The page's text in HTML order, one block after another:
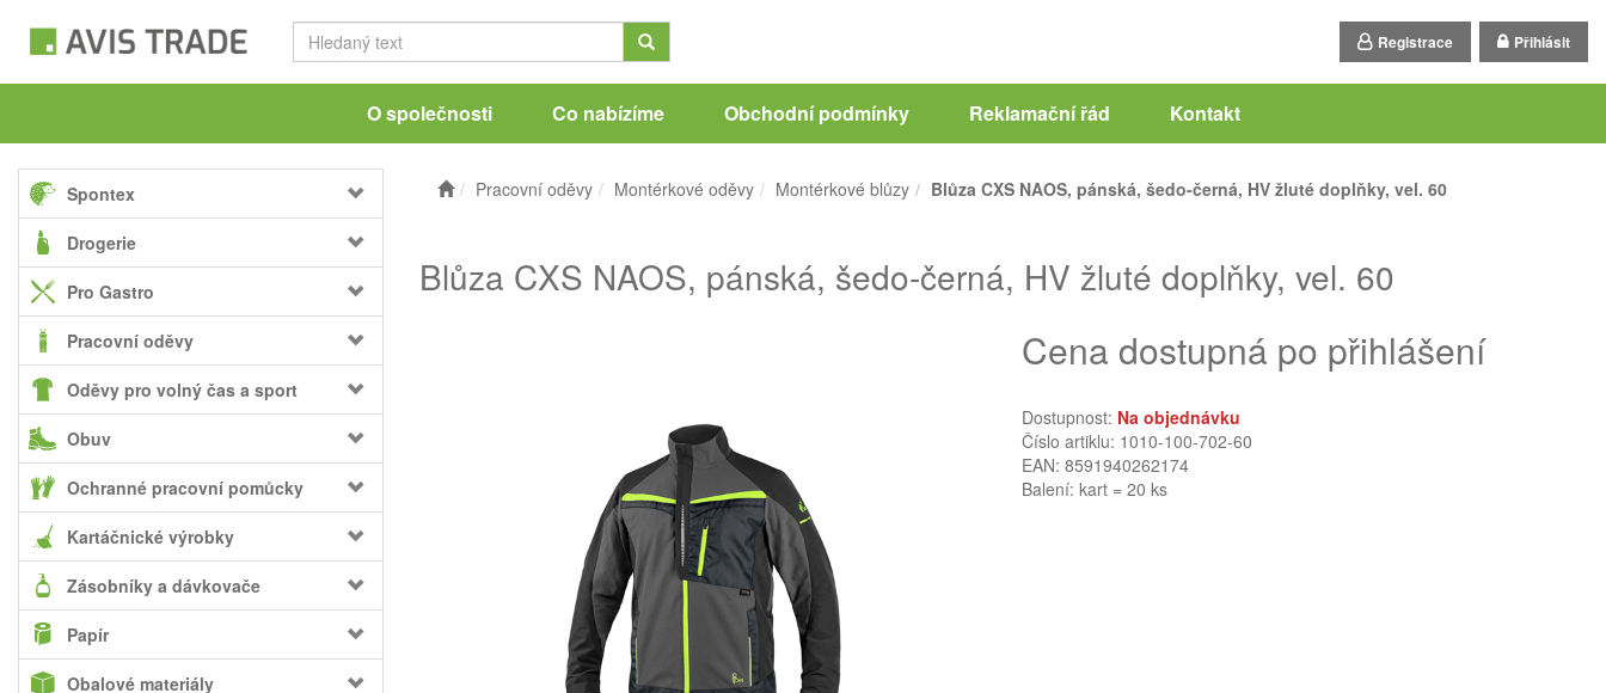
Registrace Přihlásit
O společnosti Co nabízíme Obchodní podmínky Reklamační řád Kontakt
Spontex
Drogerie
Pro Gastro
Pracovní oděvy
Oděvy pro volný čas a sport
Obuv
Ochranné pracovní pomůcky
Kartáčnické výrobky
Zásobníky a dávkovače
Papír
Obalové materiály
Pracovní oděvy Montérkové oděvy Montérkové blůzy Blůza CXS NAOS, pánská, šedo-černá, HV žluté doplňky, vel. 60
Blůza CXS NAOS, pánská, šedo-černá, HV žluté doplňky, vel. 60
Cena dostupná po přihlášení
Dostupnost: Na objednávku
Číslo artiklu: 1010-100-702-60
EAN: 8591940262174
Balení: kart = 20 ks